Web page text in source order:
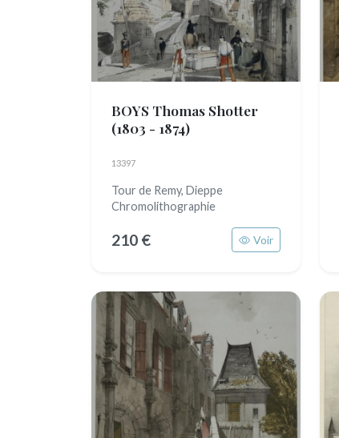
BOYS Thomas Shotter
(1803 - 1874)
13397
Tour de Remy, Dieppe
Chromolithographie
210 € Voir